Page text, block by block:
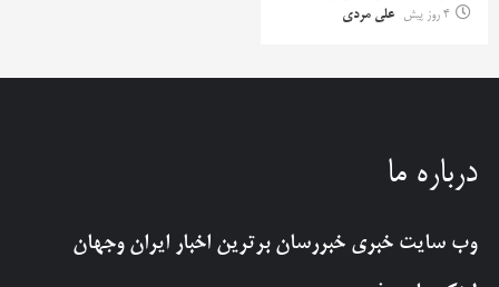
4 روز پیش
علی مردی
درباره ما
وب سایت خبری خبررسان برترین اخبار ایران وجهان